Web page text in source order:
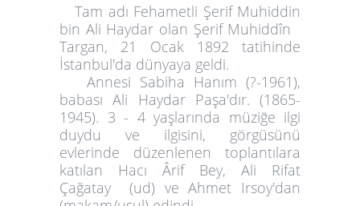
Tam adı Fehametli Şerif Muhiddin
bin Ali Haydar olan Şerif Muhiddîn
Targan, 21 Ocak 1892 tatihinde
İstanbul'da dünyaya geldi.
Annesi Sabiha Hanım (?-1961),
babası Ali Haydar Paşa'dır. (1865-
1945). 3 - 4 yaşlarında müziğe ilgi
duydu ve ilgisini, görgüsünü
evlerinde düzenlenen toplantılara
katılan Hacı Ârif Bey, Ali Rifat
Çağatay (ud) ve Ahmet Irsoy'dan